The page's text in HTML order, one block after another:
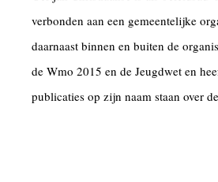
verbonden aan een gemeentelijke
daarnaast binnen en buiten de
de Wmo 2015 en de Jeugdwet en
publicaties op zijn naam staan over